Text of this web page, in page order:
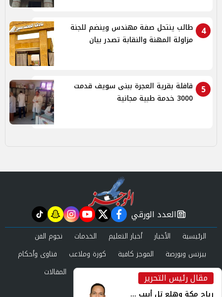
4
طالب ينتحل صفة مهندس وينضم للجنة
مزاولة المهنة والنقابة تصدر بيان
5
قافلة بقرية العجرة ببنى سويف قدمت
3000 خدمة طبية مجانية
مقال رئيس التحرير
رياح مكة وهلع تل أبيب ...
newspaper
العدد الورقي facebook
twitter
youtube
instagram
snapchat
tiktok
الرئيسية الأخبار أخبار التعليم الخدمات
نجوم الفن
بيزنس وبورصة
الموجز كافية كورة وملاعب
فتاوى وأحكام
صحة وجمال
عرب وعالم حوادث ومحاكم
المقالات
العدد الورقي